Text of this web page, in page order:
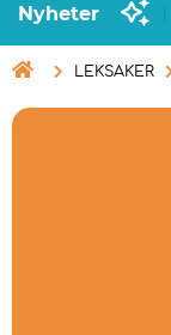
Nyheter
 LEKSAKER